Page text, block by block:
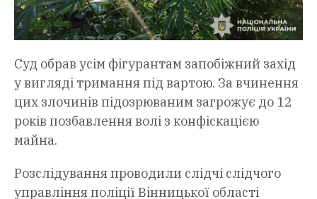
Суд обрав усім фігурантам запобіжний захід
у вигляді тримання під вартою. За вчинення
цих злочинів підозрюваним загрожує до 12
років позбавлення волі з конфіскацією
майна.
Розслідування проводили слідчі слідчого
управління поліції Вінницької області